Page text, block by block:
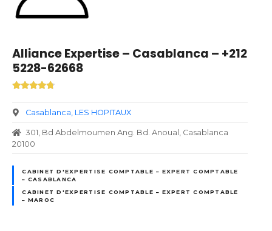
Alliance Expertise – Casablanca – +212
5228-62668
Casablanca LES HOPITAUX
301, Bd Abdelmoumen Ang. Bd. Anoual, Casablanca
20100
CABINET D'EXPERTISE COMPTABLE – EXPERT COMPTABLE
– CASABLANCA
CABINET D'EXPERTISE COMPTABLE – EXPERT COMPTABLE
– MAROC